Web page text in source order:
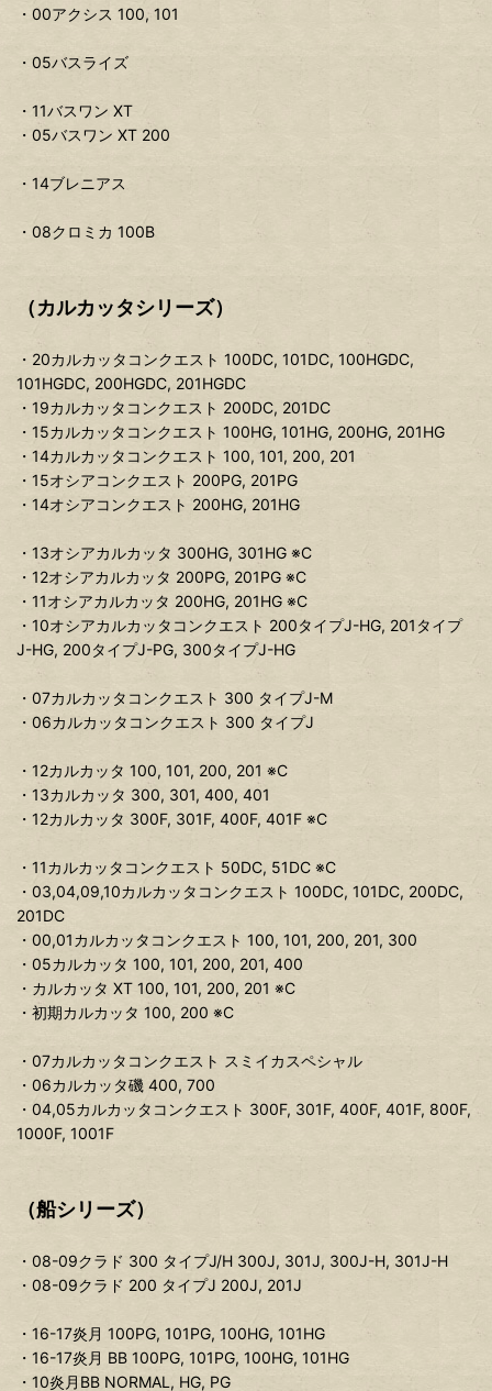
・00アクシス 100, 101
・05バスライズ
・11バスワン XT
・05バスワン XT 200
・14ブレニアス
・08クロミカ 100B
（カルカッタシリーズ）
・20カルカッタコンクエスト 100DC, 101DC, 100HGDC,
101HGDC, 200HGDC, 201HGDC
・19カルカッタコンクエスト 200DC, 201DC
・15カルカッタコンクエスト 100HG, 101HG, 200HG, 201HG
・14カルカッタコンクエスト 100, 101, 200, 201
・15オシアコンクエスト 200PG, 201PG
・14オシアコンクエスト 200HG, 201HG
・13オシアカルカッタ 300HG, 301HG ※C
・12オシアカルカッタ 200PG, 201PG ※C
・11オシアカルカッタ 200HG, 201HG ※C
・10オシアカルカッタコンクエスト 200タイプJ-HG, 201タイプ
J-HG, 200タイプJ-PG, 300タイプJ-HG
・07カルカッタコンクエスト 300 タイプJ-M
・06カルカッタコンクエスト 300 タイプJ
・12カルカッタ 100, 101, 200, 201 ※C
・13カルカッタ 300, 301, 400, 401
・12カルカッタ 300F, 301F, 400F, 401F ※C
・11カルカッタコンクエスト 50DC, 51DC ※C
・03,04,09,10カルカッタコンクエスト 100DC, 101DC, 200DC,
201DC
・00,01カルカッタコンクエスト 100, 101, 200, 201, 300
・05カルカッタ 100, 101, 200, 201, 400
・カルカッタ XT 100, 101, 200, 201 ※C
・初期カルカッタ 100, 200 ※C
・07カルカッタコンクエスト スミイカスペシャル
・06カルカッタ磯 400, 700
・04,05カルカッタコンクエスト 300F, 301F, 400F, 401F, 800F,
1000F, 1001F
（船シリーズ）
・08-09クラド 300 タイプJ/H 300J, 301J, 300J-H, 301J-H
・08-09クラド 200 タイプJ 200J, 201J
・16-17炎月 100PG, 101PG, 100HG, 101HG
・16-17炎月 BB 100PG, 101PG, 100HG, 101HG
・10炎月BB NORMAL, HG, PG